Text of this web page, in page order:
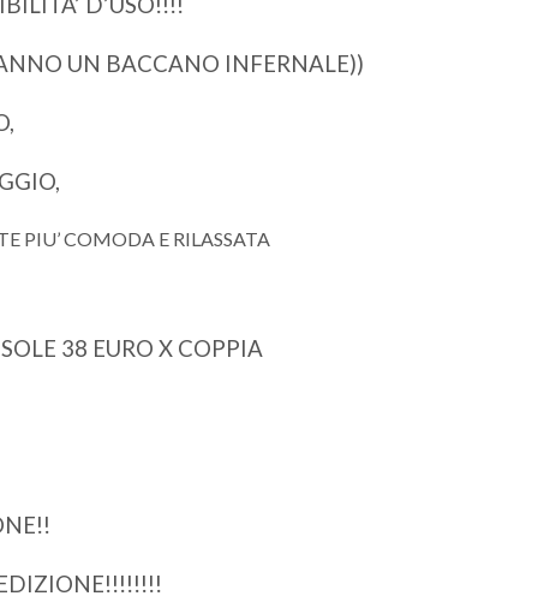
UN BACCANO INFERNALE))
PIU’ COMODA E RILASSATA
38 EURO X COPPIA